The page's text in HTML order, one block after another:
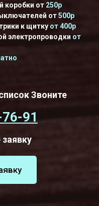
коробки от 250р
от500р
к щитку от 400р
электропроводки от
Звоните
91